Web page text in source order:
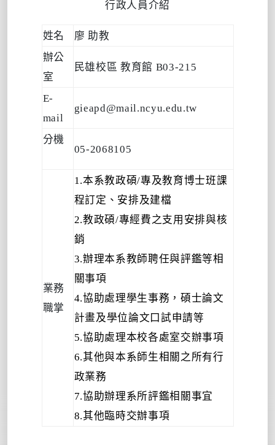
行政人員介紹
姓名
廖 助教
辦公
室
民雄校區 教育館 B03-215
E-
mail
gieapd@mail.ncyu.edu.tw
分機
05-2068105
業務
職掌
1.本系教政碩/專及教育博士班課
程訂定、安排及建檔
2.教政碩/專經費之支用安排與核
銷
3.辦理本系教師聘任與評鑑等相
關事項
4.協助處理學生事務，碩士論文
計畫及學位論文口試申請等
5.協助處理本校各處室交辦事項
6.其他與本系師生相關之所有行
政業務
7.協助辦理系所評鑑相關事宜
8.其他臨時交辦事項